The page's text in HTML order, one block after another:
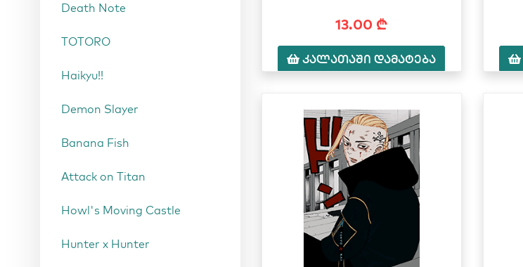
Death Note
TOTORO
Haikyu!!
Demon Slayer
Banana Fish
Attack on Titan
Howl's Moving Castle
Hunter x Hunter
13.00 ₾
კალათაში დამატება